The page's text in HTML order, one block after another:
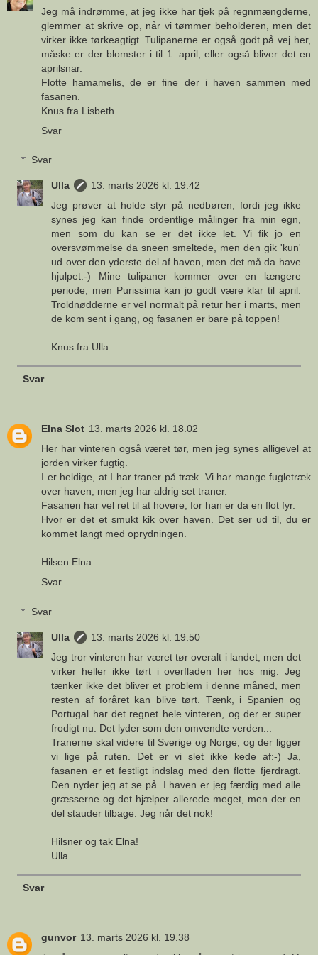
Jeg må indrømme, at jeg ikke har tjek på regnmængderne,
glemmer at skrive op, når vi tømmer beholderen, men det
virker ikke tørkeagtigt. Tulipanerne er også godt på vej her,
måske er der blomster i til 1. april, eller også bliver det en
aprilsnar.
Flotte hamamelis, de er fine der i haven sammen med
fasanen.
Knus fra Lisbeth
Svar
Svar
Ulla
13. marts 2026 kl. 19.42
Jeg prøver at holde styr på nedbøren, fordi jeg ikke
synes jeg kan finde ordentlige målinger fra min egn,
men som du kan se er det ikke let. Vi fik jo en
oversvømmelse da sneen smeltede, men den gik 'kun'
ud over den yderste del af haven, men det må da have
hjulpet:-) Mine tulipaner kommer over en længere
periode, men Purissima kan jo godt være klar til april.
Troldnødderne er vel normalt på retur her i marts, men
de kom sent i gang, og fasanen er bare på toppen!
Knus fra Ulla
Svar
Elna Slot 13. marts 2026 kl. 18.02
Her har vinteren også været tør, men jeg synes alligevel at
jorden virker fugtig.
I er heldige, at I har traner på træk. Vi har mange fugletræk
over haven, men jeg har aldrig set traner.
Fasanen har vel ret til at hovere, for han er da en flot fyr.
Hvor er det et smukt kik over haven. Det ser ud til, du er
kommet langt med oprydningen.
Hilsen Elna
Svar
Svar
Ulla
13. marts 2026 kl. 19.50
Jeg tror vinteren har været tør overalt i landet, men det
virker heller ikke tørt i overfladen her hos mig. Jeg
tænker ikke det bliver et problem i denne måned, men
resten af foråret kan blive tørt. Tænk, i Spanien og
Portugal har det regnet hele vinteren, og der er super
frodigt nu. Det lyder som den omvendte verden...
Tranerne skal videre til Sverige og Norge, og der ligger
vi lige på ruten. Det er vi slet ikke kede af:-) Ja,
fasanen er et festligt indslag med den flotte fjerdragt.
Den nyder jeg at se på. I haven er jeg færdig med alle
græsserne og det hjælper allerede meget, men der en
del stauder tilbage. Jeg når det nok!
Hilsner og tak Elna!
Ulla
Svar
gunvor 13. marts 2026 kl. 19.38